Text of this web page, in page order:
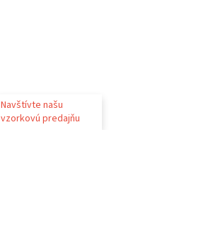
Navštívte našu
vzorkovú predajňu